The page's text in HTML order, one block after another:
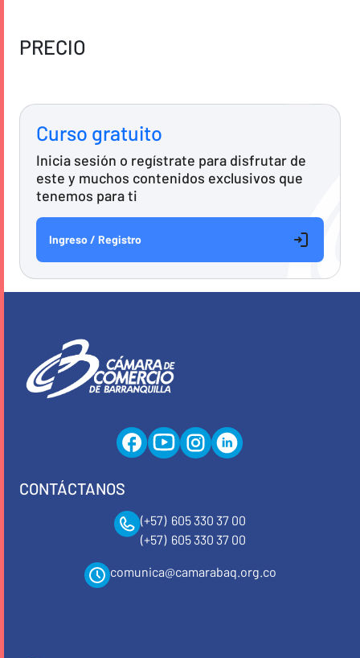
PRECIO
Curso gratuito
Inicia sesión o regístrate para disfrutar de
este y muchos contenidos exclusivos que
tenemos para ti
Ingreso / Registro
CONTÁCTANOS
(+57) 605 330 37 00
(+57) 605 330 37 00
comunica@camarabaq.org.co